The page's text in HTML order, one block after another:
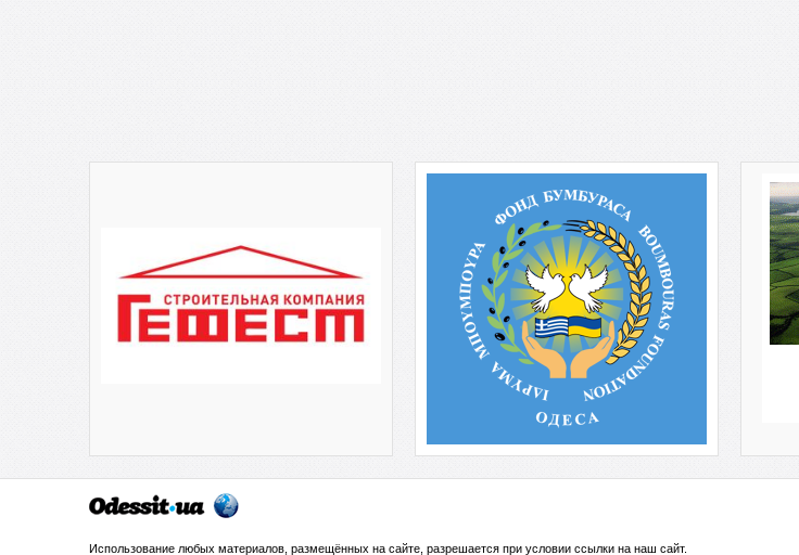
Использование любых материалов, размещённых на сайте, разрешается при условии ссылки на наш сайт.